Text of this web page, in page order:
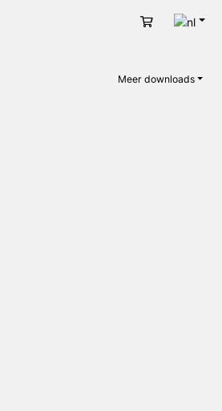
Winkelwagen
Meer downloads